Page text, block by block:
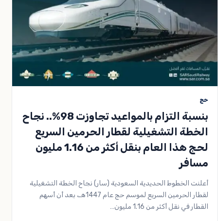
حج
بنسبة التزام بالمواعيد تجاوزت 98%.. نجاح
الخطة التشغيلية لقطار الحرمين السريع
لحج هذا العام بنقل أكثر من 1.16 مليون
مسافر
أعلنت الخطوط الحديدية السعودية (سار) نجاح الخطة التشغيلية
لقطار الحرمين السريع لموسم حج عام 1447هـ، بعد أن أسهم
القطار في نقل أكثر من 1.16 مليون…